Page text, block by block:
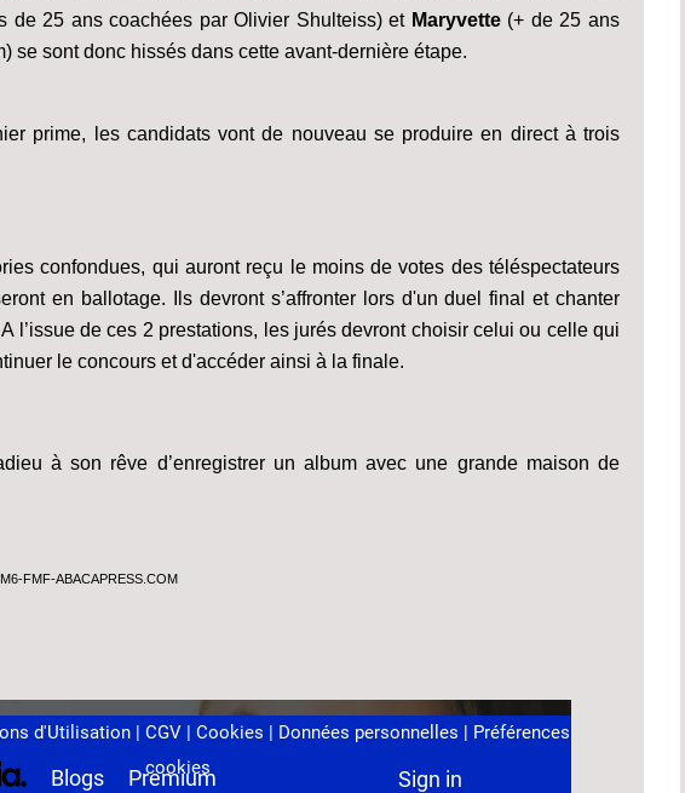
de 25 ans coachées par Olivier Shulteiss) et Maryvette(+ de 25 ans
se sont donc hissés dans cette avant-dernière étape.
prime, les candidats vont de nouveau se produire en direct à trois
confondues, qui auront reçu le moins de votes des téléspectateurs
en ballotage. Ils devront s’affronter lors d'un duel final et chanter
l’issue de ces 2 prestations, les jurés devront choisir celui ou celle qui
le concours et d'accéder ainsi à la finale.
à son rêve d’enregistrer un album avec une grande maison de
FMF-ABACAPRESS.COM